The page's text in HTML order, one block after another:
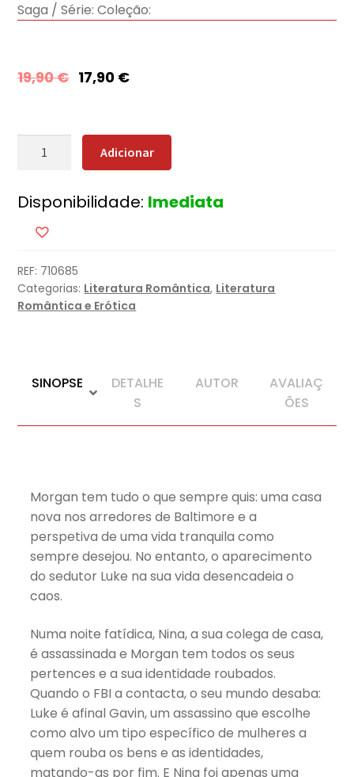
Saga / Série: Coleção:
19,90€ 17,90 €
Quantidade
Perfeita
Adicionar
Disponibilidade: Imediata
REF: 710685
Categorias: Literatura Romântica, Literatura
Romântica e Erótica
SINOPSE
DETALHE
S
AUTOR
AVALIAÇ
ÕES
Morgan tem tudo o que sempre quis: uma casa
nova nos arredores de Baltimore e a
perspetiva de uma vida tranquila como
sempre desejou. No entanto, o aparecimento
do sedutor Luke na sua vida desencadeia o
caos.
Numa noite fatídica, Nina, a sua colega de casa,
é assassinada e Morgan tem todos os seus
pertences e a sua identidade roubados.
Quando o FBI a contacta, o seu mundo desaba:
Luke é afinal Gavin, um assassino que escolhe
como alvo um tipo específico de mulheres a
quem rouba os bens e as identidades,
matando-as por fim. E Nina foi apenas uma